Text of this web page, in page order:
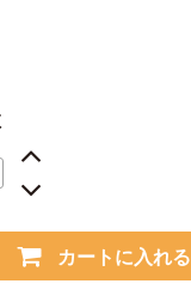
カートに入れる